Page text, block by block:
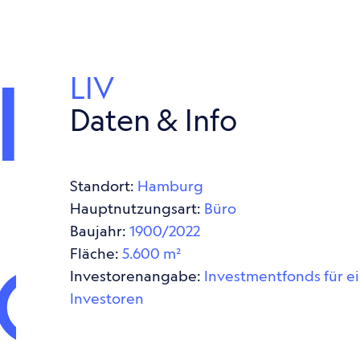
LIV
Daten & Info
Standort: Hamburg
Haupt­nut­zungs­art: Büro
Baujahr: 1900/2022
Fläche: 5.600 m²
Inves­to­ren­an­gabe: Invest­ment­fonds für
Inves­to­ren